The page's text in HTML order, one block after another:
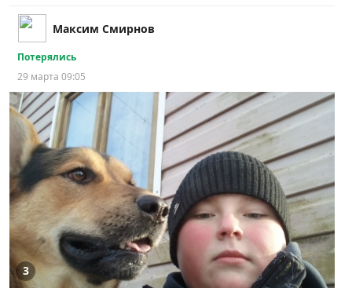
Максим Смирнов
Потерялись
29 марта 09:05
3